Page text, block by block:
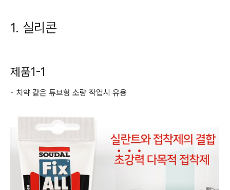
1. 실리콘
제품1-1
- 치약 같은 튜브형 소량 작업시 유용